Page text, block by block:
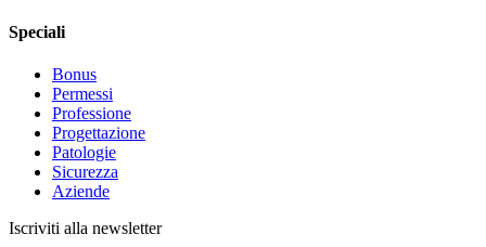
Speciali
Bonus
Permessi
Professione
Progettazione
Patologie
Sicurezza
Aziende
Iscriviti alla newsletter